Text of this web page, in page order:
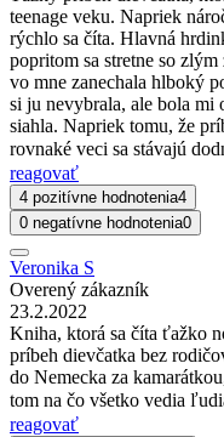
teenage veku. Napriek
rýchlo sa číta. Hlavná
popritom sa stretne so
vo mne zanechala hlboký
si ju nevybrala, ale bola mi
siahla. Napriek tomu, že
rovnaké veci sa stávajú
reagovať
4 pozitívne hodnotenia4
0 negatívne hodnotenia0
Veronika S
Overený zákazník
23.2.2022
Kniha, ktorá sa číta ťažko
príbeh dievčatka bez
do Nemecka za
tom na čo všetko vedia
reagovať